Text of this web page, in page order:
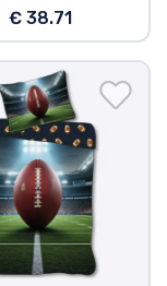
€ 38.71